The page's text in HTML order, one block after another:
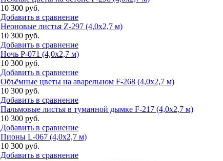
10 300 руб.
Добавить в сравнение
Неоновые листья Z-297 (4,0х2,7 м)
10 300 руб.
Добавить в сравнение
Ночь P-071 (4,0х2,7 м)
10 300 руб.
Добавить в сравнение
Объёмные цветы на аварельном F-268 (4,0х2,7 м)
10 300 руб.
Добавить в сравнение
Пальмовые листья в туманной дымке F-217 (4,0х2,7 м)
10 300 руб.
Добавить в сравнение
Пионы L-067 (4,0х2,7 м)
10 300 руб.
Добавить в сравнение